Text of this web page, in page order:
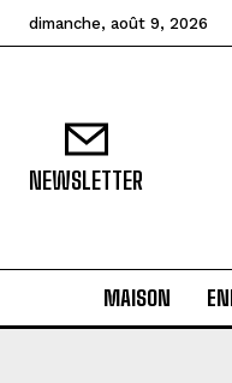
dimanche, août 9, 2026
NEWSLETTER
MAISON